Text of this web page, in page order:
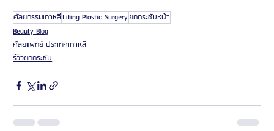
ศัลยกรรมเกาหลีLiting Plastic Surgeryยกกระชับหน้า
Beauty Blog
ศัลยแพทย์ ประเทศเกาหลี
รีวิวยกกระชับ